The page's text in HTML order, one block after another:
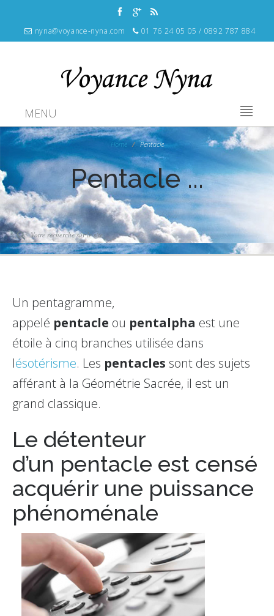
nyna@voyance-nyna.com 01 76 24 05 05 / 0892 787 884
MENU
Home Pentacle
Pentacle ...
Un pentagramme,
appelé pentacle ou pentalpha est une
étoile à cinq branches utilisée dans
lésotérisme. Les pentacles sont des sujets
afférant à la Géométrie Sacrée, il est un
grand classique.
Le détenteur
d’un pentacle est censé
acquérir une puissance
phénoménale